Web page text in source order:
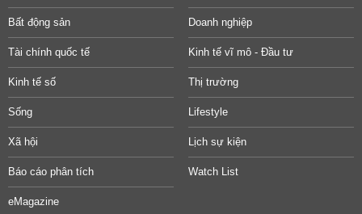
Bất động sản Doanh nghiệp
Tài chính quốc tế Kinh tế vĩ mô - Đầu tư
Kinh tế số Thị trường
Sống Lifestyle
Xã hội Lịch sự kiện
Báo cáo phân tích Watch List
eMagazine